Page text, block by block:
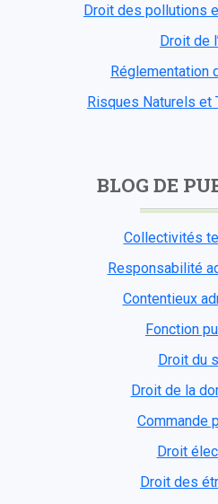
Droit des pollutions
Droit de
Réglementation
Risques Naturels et
BLOG DE
Collectivités
Responsabilité
Contentieux
Fonction
Droit du
Droit de la
Commande
Droit
Droit des